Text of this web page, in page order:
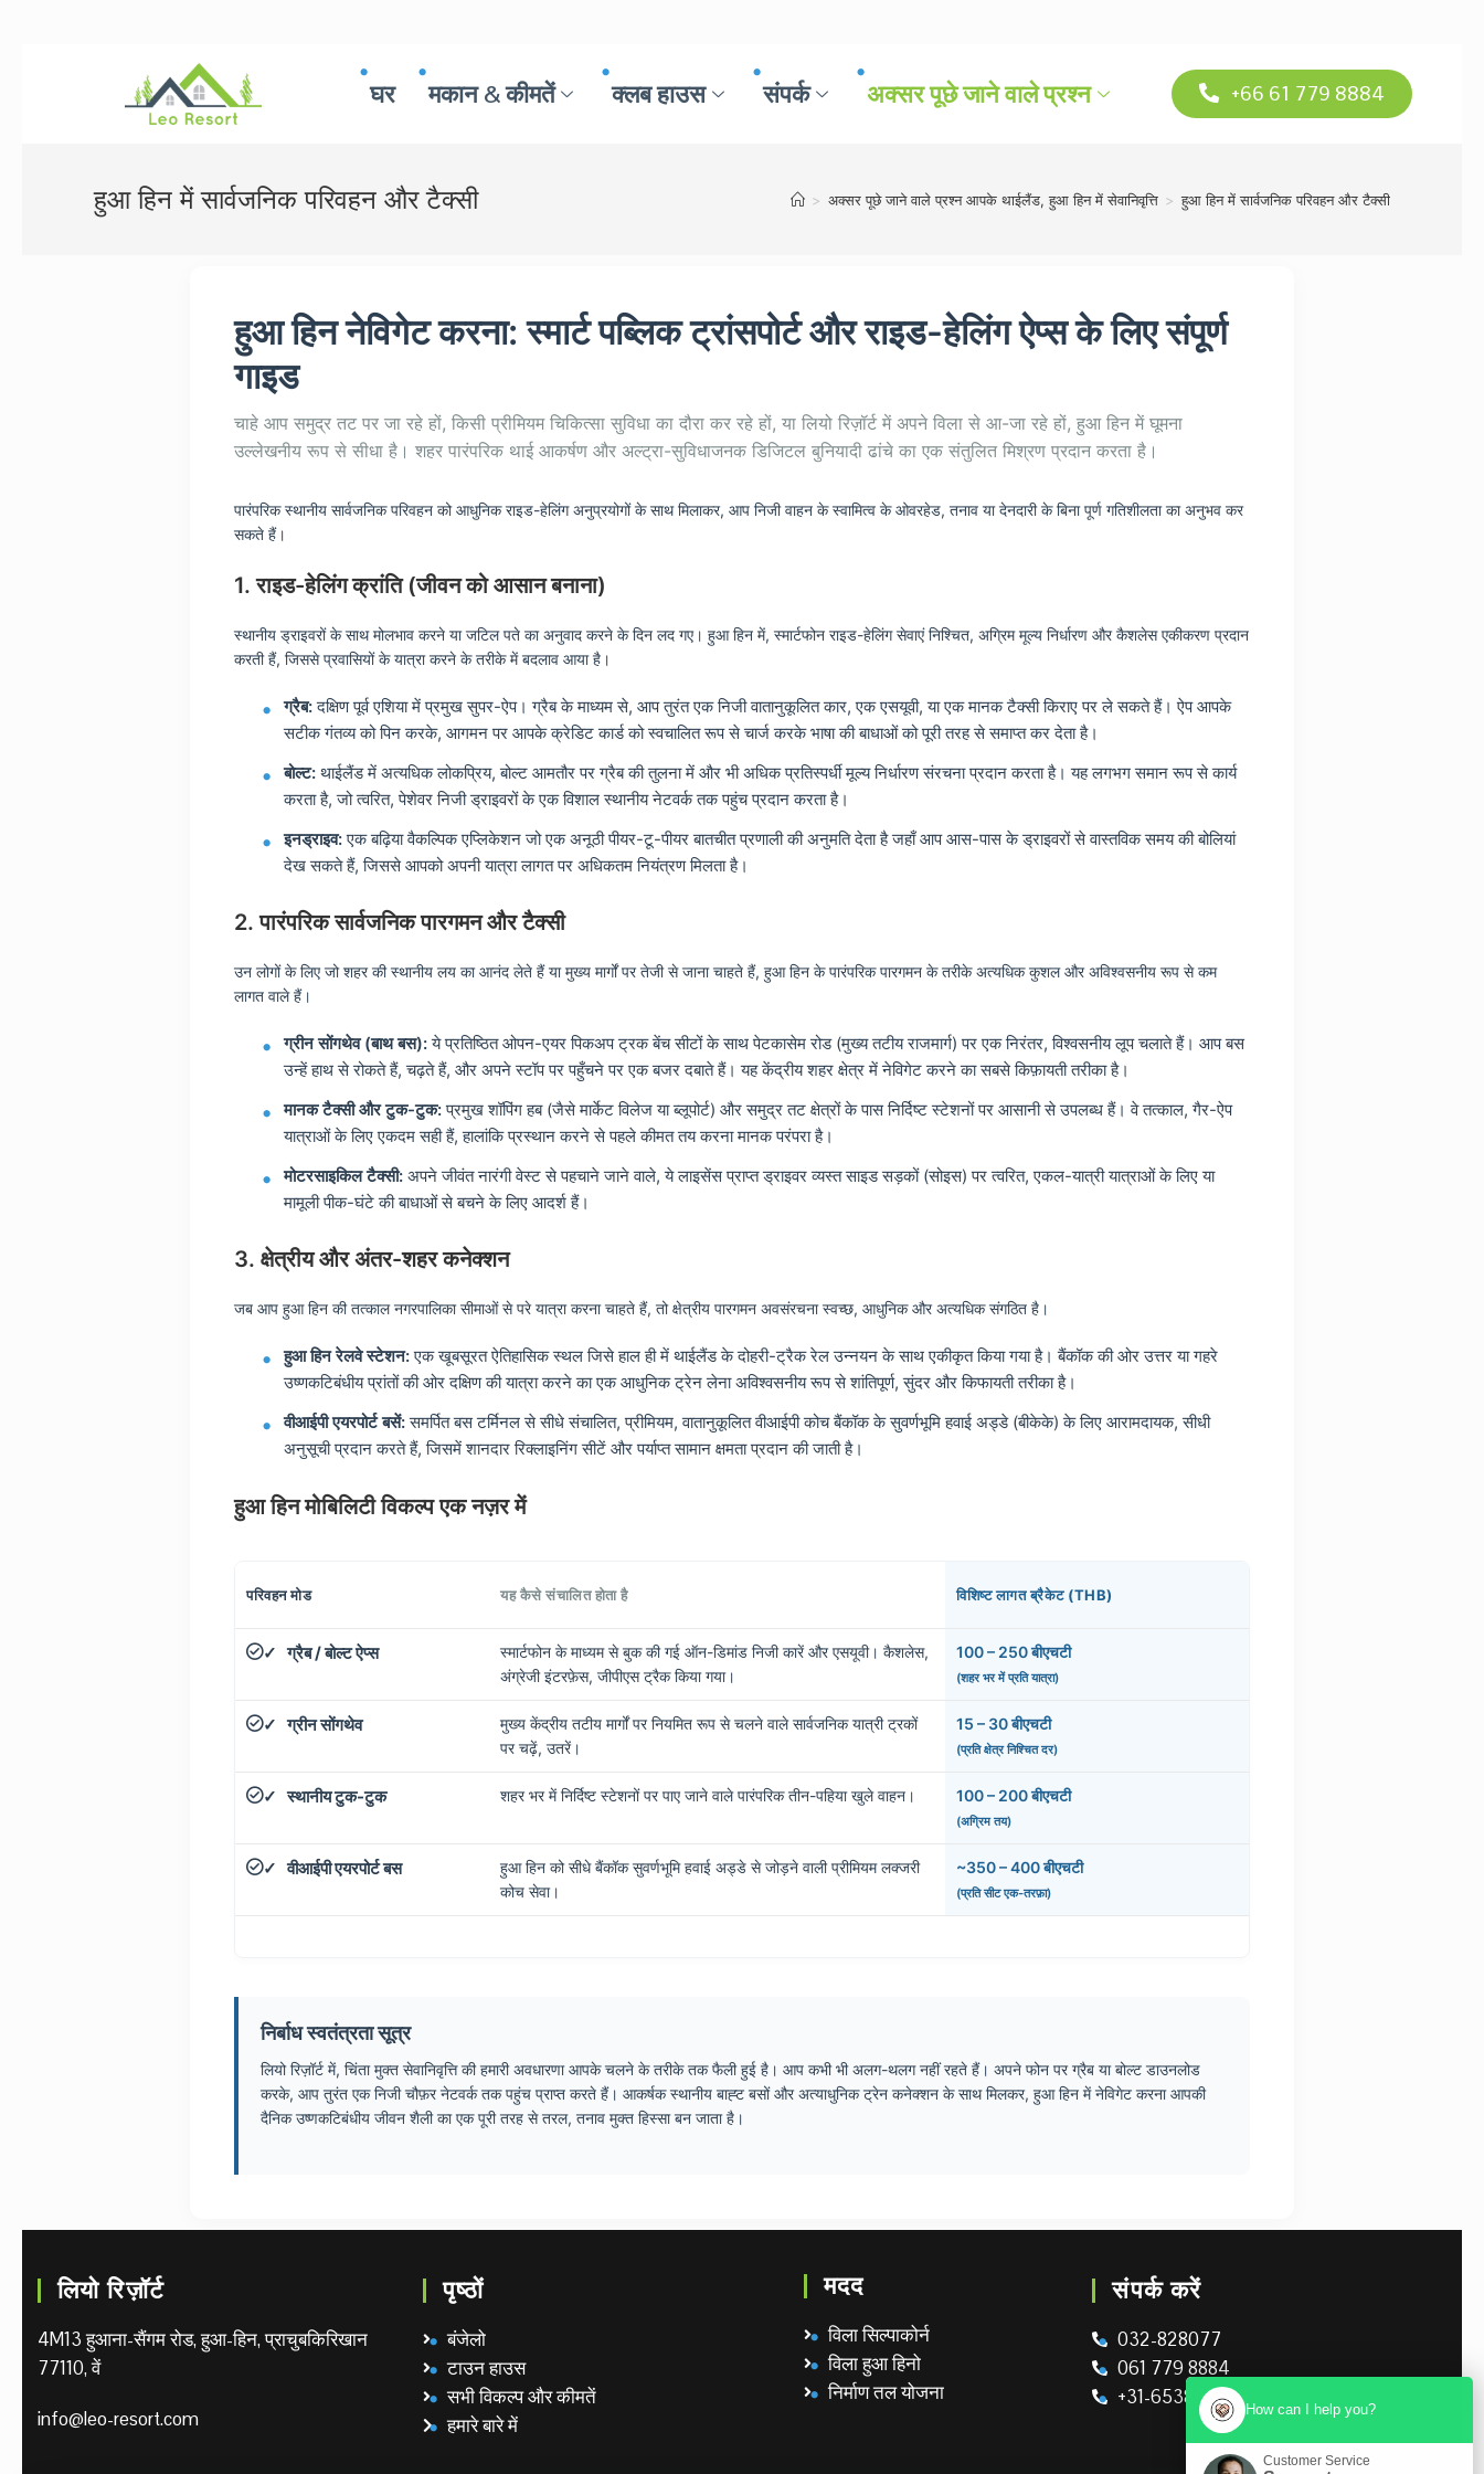
घर मकान & कीमतें क्लब हाउस संपर्क अक्सर पूछे जाने वाले प्रश्न +66 61 779 8884
हुआ हिन में सार्वजनिक परिवहन और टैक्सी > अक्सर पूछे जाने वाले प्रश्न आपके थाईलैंड, हुआ हिन में सेवानिवृत्ति > हुआ हिन में सार्वजनिक परिवहन और टैक्सी
हुआ हिन नेविगेट करना: स्मार्ट पब्लिक ट्रांसपोर्ट और राइड-हेलिंग ऐप्स के लिए संपूर्ण
गाइड
चाहे आप समुद्र तट पर जा रहे हों, किसी प्रीमियम चिकित्सा सुविधा का दौरा कर रहे हों, या लियो रिज़ॉर्ट में अपने विला से आ-जा रहे हों, हुआ हिन में घूमना
उल्लेखनीय रूप से सीधा है। शहर पारंपरिक थाई आकर्षण और अल्ट्रा-सुविधाजनक डिजिटल बुनियादी ढांचे का एक संतुलित मिश्रण प्रदान करता है।
पारंपरिक स्थानीय सार्वजनिक परिवहन को आधुनिक राइड-हेलिंग अनुप्रयोगों के साथ मिलाकर, आप निजी वाहन के स्वामित्व के ओवरहेड, तनाव या देनदारी के बिना पूर्ण गतिशीलता का अनुभव कर
सकते हैं।
1. राइड-हेलिंग क्रांति (जीवन को आसान बनाना)
स्थानीय ड्राइवरों के साथ मोलभाव करने या जटिल पते का अनुवाद करने के दिन लद गए। हुआ हिन में, स्मार्टफोन राइड-हेलिंग सेवाएं निश्चित, अग्रिम मूल्य निर्धारण और कैशलेस एकीकरण प्रदान
करती हैं, जिससे प्रवासियों के यात्रा करने के तरीके में बदलाव आया है।
ग्रैब:दक्षिण पूर्व एशिया में प्रमुख सुपर-ऐप। ग्रैब के माध्यम से, आप तुरंत एक निजी वातानुकूलित कार, एक एसयूवी, या एक मानक टैक्सी किराए पर ले सकते हैं। ऐप आपके
सटीक गंतव्य को पिन करके, आगमन पर आपके क्रेडिट कार्ड को स्वचालित रूप से चार्ज करके भाषा की बाधाओं को पूरी तरह से समाप्त कर देता है।
बोल्ट: थाईलैंड में अत्यधिक लोकप्रिय, बोल्ट आमतौर पर ग्रैब की तुलना में और भी अधिक प्रतिस्पर्धी मूल्य निर्धारण संरचना प्रदान करता है। यह लगभग समान रूप से कार्य
करता है, जो त्वरित, पेशेवर निजी ड्राइवरों के एक विशाल स्थानीय नेटवर्क तक पहुंच प्रदान करता है।
इनड्राइव:एक बढ़िया वैकल्पिक एप्लिकेशन जो एक अनूठी पीयर-टू-पीयर बातचीत प्रणाली की अनुमति देता है जहाँ आप आस-पास के ड्राइवरों से वास्तविक समय की बोलियां
देख सकते हैं, जिससे आपको अपनी यात्रा लागत पर अधिकतम नियंत्रण मिलता है।
2. पारंपरिक सार्वजनिक पारगमन और टैक्सी
उन लोगों के लिए जो शहर की स्थानीय लय का आनंद लेते हैं या मुख्य मार्गों पर तेजी से जाना चाहते हैं, हुआ हिन के पारंपरिक पारगमन के तरीके अत्यधिक कुशल और अविश्वसनीय रूप से कम
लागत वाले हैं।
ग्रीन सोंगथेव (बाथ बस):ये प्रतिष्ठित ओपन-एयर पिकअप ट्रक बेंच सीटों के साथ पेटकासेम रोड (मुख्य तटीय राजमार्ग) पर एक निरंतर, विश्वसनीय लूप चलाते हैं। आप बस
उन्हें हाथ से रोकते हैं, चढ़ते हैं, और अपने स्टॉप पर पहुँचने पर एक बजर दबाते हैं। यह केंद्रीय शहर क्षेत्र में नेविगेट करने का सबसे किफ़ायती तरीका है।
मानक टैक्सी और टुक-टुक:प्रमुख शॉपिंग हब (जैसे मार्केट विलेज या ब्लूपोर्ट) और समुद्र तट क्षेत्रों के पास निर्दिष्ट स्टेशनों पर आसानी से उपलब्ध हैं। वे तत्काल, गैर-ऐप
यात्राओं के लिए एकदम सही हैं, हालांकि प्रस्थान करने से पहले कीमत तय करना मानक परंपरा है।
मोटरसाइकिल टैक्सी: अपने जीवंत नारंगी वेस्ट से पहचाने जाने वाले, ये लाइसेंस प्राप्त ड्राइवर व्यस्त साइड सड़कों (सोइस) पर त्वरित, एकल-यात्री यात्राओं के लिए या
मामूली पीक-घंटे की बाधाओं से बचने के लिए आदर्श हैं।
3. क्षेत्रीय और अंतर-शहर कनेक्शन
जब आप हुआ हिन की तत्काल नगरपालिका सीमाओं से परे यात्रा करना चाहते हैं, तो क्षेत्रीय पारगमन अवसंरचना स्वच्छ, आधुनिक और अत्यधिक संगठित है।
हुआ हिन रेलवे स्टेशन:एक खूबसूरत ऐतिहासिक स्थल जिसे हाल ही में थाईलैंड के दोहरी-ट्रैक रेल उन्नयन के साथ एकीकृत किया गया है। बैंकॉक की ओर उत्तर या गहरे
उष्णकटिबंधीय प्रांतों की ओर दक्षिण की यात्रा करने का एक आधुनिक ट्रेन लेना अविश्वसनीय रूप से शांतिपूर्ण, सुंदर और किफायती तरीका है।
वीआईपी एयरपोर्ट बसें:समर्पित बस टर्मिनल से सीधे संचालित, प्रीमियम, वातानुकूलित वीआईपी कोच बैंकॉक के सुवर्णभूमि हवाई अड्डे (बीकेके) के लिए आरामदायक, सीधी
अनुसूची प्रदान करते हैं, जिसमें शानदार रिक्लाइनिंग सीटें और पर्याप्त सामान क्षमता प्रदान की जाती है।
हुआ हिन मोबिलिटी विकल्प एक नज़र में
परिवहन मोड यह कैसे संचालित होता है विशिष्ट लागत ब्रैकेट (THB)
✓ ग्रैब / बोल्ट ऐप्स
स्मार्टफोन के माध्यम से बुक की गई ऑन-डिमांड निजी कारें और एसयूवी। कैशलेस,
अंग्रेजी इंटरफ़ेस, जीपीएस ट्रैक किया गया।
100 – 250 बीएचटी
(शहर भर में प्रति यात्रा)
✓ ग्रीन सोंगथेव
मुख्य केंद्रीय तटीय मार्गों पर नियमित रूप से चलने वाले सार्वजनिक यात्री ट्रकों
पर चढ़ें, उतरें।
15 – 30 बीएचटी
(प्रति क्षेत्र निश्चित दर)
✓ स्थानीय टुक-टुक शहर भर में निर्दिष्ट स्टेशनों पर पाए जाने वाले पारंपरिक तीन-पहिया खुले वाहन। 100 – 200 बीएचटी
(अग्रिम तय)
✓ वीआईपी एयरपोर्ट बस
हुआ हिन को सीधे बैंकॉक सुवर्णभूमि हवाई अड्डे से जोड़ने वाली प्रीमियम लक्जरी
कोच सेवा।
~350 – 400 बीएचटी
(प्रति सीट एक-तरफ़ा)
निर्बाध स्वतंत्रता सूत्र
लियो रिज़ॉर्ट में, चिंता मुक्त सेवानिवृत्ति की हमारी अवधारणा आपके चलने के तरीके तक फैली हुई है। आप कभी भी अलग-थलग नहीं रहते हैं। अपने फोन पर ग्रैब या बोल्ट डाउनलोड
करके, आप तुरंत एक निजी चौफ़र नेटवर्क तक पहुंच प्राप्त करते हैं। आकर्षक स्थानीय बाह्ट बसों और अत्याधुनिक ट्रेन कनेक्शन के साथ मिलकर, हुआ हिन में नेविगेट करना आपकी
दैनिक उष्णकटिबंधीय जीवन शैली का एक पूरी तरह से तरल, तनाव मुक्त हिस्सा बन जाता है।
लियो रिज़ॉर्ट
4M13 हुआना-सैंगम रोड, हुआ-हिन, प्राचुबकिरिखान
77110, वें
info@leo-resort.com
पृष्ठों
बंजेलो
टाउन हाउस
सभी विकल्प और कीमतें
हमारे बारे में
मदद
विला सिल्पाकोर्न
विला हुआ हिनो
निर्माण तल योजना
संपर्क करें
032-828077
061 779 8884
+31-653895326
How can I help you?
Customer Service